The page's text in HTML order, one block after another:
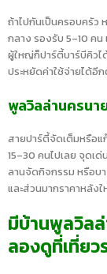
ถ้าไปกันเป็นครอบครัว
กลาง รองรับ 5–10 คน
ผู้ใหญ่ก็ปาร์ตี้บาร์บีคิวไ
ประหยัดค่าใช้จ่ายได้อี
พูลวิลล่านครน
สายปาร์ตี้จัดเต็มหรือ
15–30 คนไปเลย จุดเ
ลานจัดกิจกรรม หรือบ
และส่วนมากราคาหลัง
มีบ้านพูลวิลล่
ลองดูที่เที่ยว